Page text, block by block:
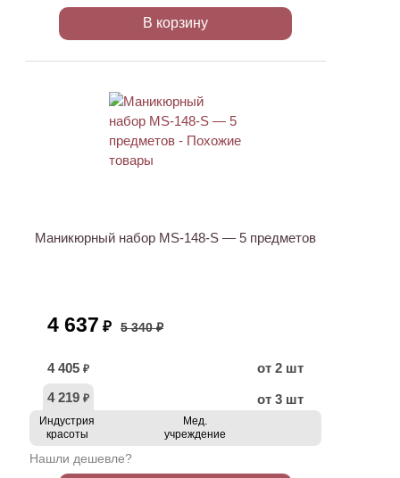
В корзину
Маникюрный набор MS-148-S — 5 предметов
4 637 ₽ 5 340 ₽
4 405 ₽
от 2 шт
4 219 ₽ от 3 шт
Индустрия
красоты
Мед.
учреждение
Нашли дешевле?